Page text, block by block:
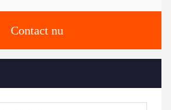
Contact nu